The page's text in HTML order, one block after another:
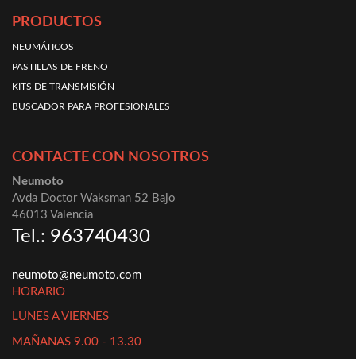
PRODUCTOS
NEUMÁTICOS
PASTILLAS DE FRENO
KITS DE TRANSMISIÓN
BUSCADOR PARA PROFESIONALES
CONTACTE CON NOSOTROS
Neumoto
Avda Doctor Waksman 52 Bajo
46013 Valencia
Tel.: 963740430
neumoto@neumoto.com
HORARIO
LUNES A VIERNES
MAÑANAS 9.00 - 13.30